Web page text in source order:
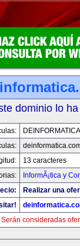
dominio lo
13 caracteres
InformÃ¡tica y
Realizar una
Serán consideradas